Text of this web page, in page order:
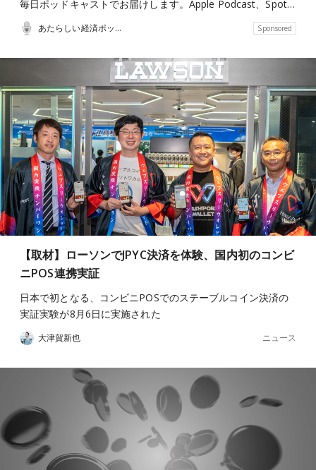
毎日ポッドキャストでお届けします。Apple Podcast、Spot…
あたらしい経済ポッドキャスト Sponsored
【取材】ローソンでJPYC決済を体験、国内初のコンビ
ニPOS連携実証
日本で初となる、コンビニPOSでのステーブルコイン決済の
実証実験が8月6日に実施された
大津賀新也 ニュース